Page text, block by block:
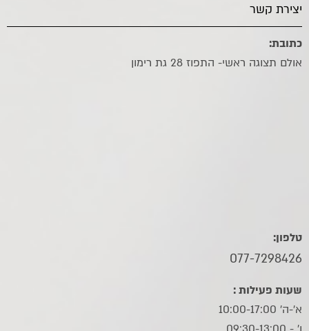
יצירת קשר
כתובת:
אולם תצוגה ראשי- התפוז 28 גת רימון
טלפון:
077-7298426
שעות פעילות :
א'-ה' 10:00-17:00